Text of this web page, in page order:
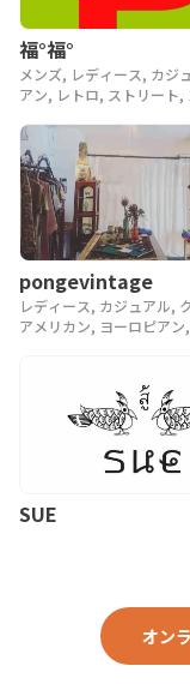
福°福°
メンズ, レディース, カジ
アン, レトロ, ストリート,
pongevintage
レディース, カジュアル,
アメリカン, ヨーロピアン
SUE
オン